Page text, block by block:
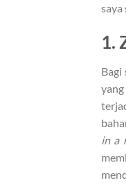
1.
Bagi
in a